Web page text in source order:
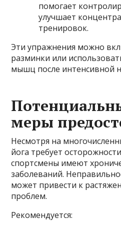
помогает
улучшает
тренировок.
Эти упражнения можно
разминки или
мышц после интенсивной
меры
Несмотря на
йога требует
спортсмены имеют
заболеваний.
может привести к
проблем.
Рекомендуется: